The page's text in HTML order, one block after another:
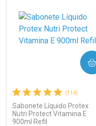
Ativar Desconto
Comprar sem Desconto
(114)
Sabonete Líquido Protex
Nutri Protect Vitamina E
900ml Refil
COMPRAR